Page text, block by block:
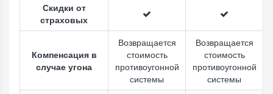
Скидки от
страховых
Компенсация в
случае угона
Возвращается
стоимость
противоугонной
системы
Возвращается
стоимость
противоугонной
системы